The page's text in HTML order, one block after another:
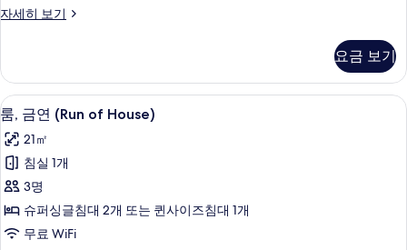
진
보
기
자세히 보기
Superior
자
세
히
보
기
요금 보기
룸,
금
연
(Run
of
House)
사
고급 침구, 오리/거위털 이불, 객실 내
4
룸, 금연 (Run of House)
21㎡
침실 1개
3명
슈퍼싱글침대 2개 또는 퀸사이즈침대 1개
무료 WiFi